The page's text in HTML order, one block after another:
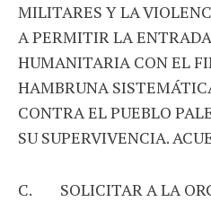
MILITARES Y LA
A PERMITIR LA
HUMANITARIA CON EL
HAMBRUNA
CONTRA EL PUEBLO
SU SUPERVIVENCIA.
C. SOLICITAR A LA